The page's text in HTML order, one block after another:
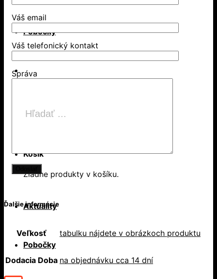
Pobočky
Košík
Žiadne produkty v košíku.
Aktuality
Pobočky
Váš email
Váš telefonický kontakt
Správa
Ďalšie informácie
Veľkosť tabulku nájdete v obrázkoch produktu
Dodacia Doba na objednávku cca 14 dní